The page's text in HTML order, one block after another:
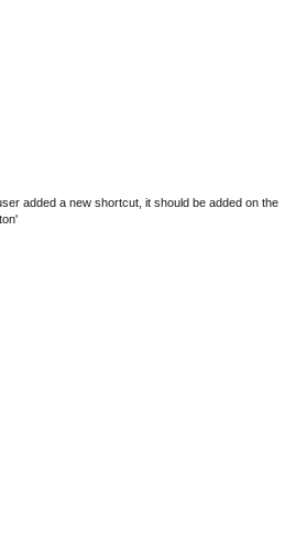
added a new shortcut, it should be added on the